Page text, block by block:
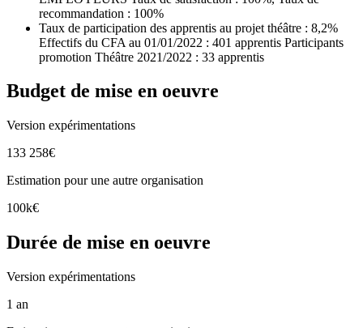
recommandation : 100%
Taux de participation des apprentis au projet théâtre : 8,2%
Effectifs du CFA au 01/01/2022 : 401 apprentis Participants
promotion Théâtre 2021/2022 : 33 apprentis
Budget de mise en oeuvre
Version expérimentations
133 258€
Estimation pour une autre organisation
100k€
Durée de mise en oeuvre
Version expérimentations
1 an